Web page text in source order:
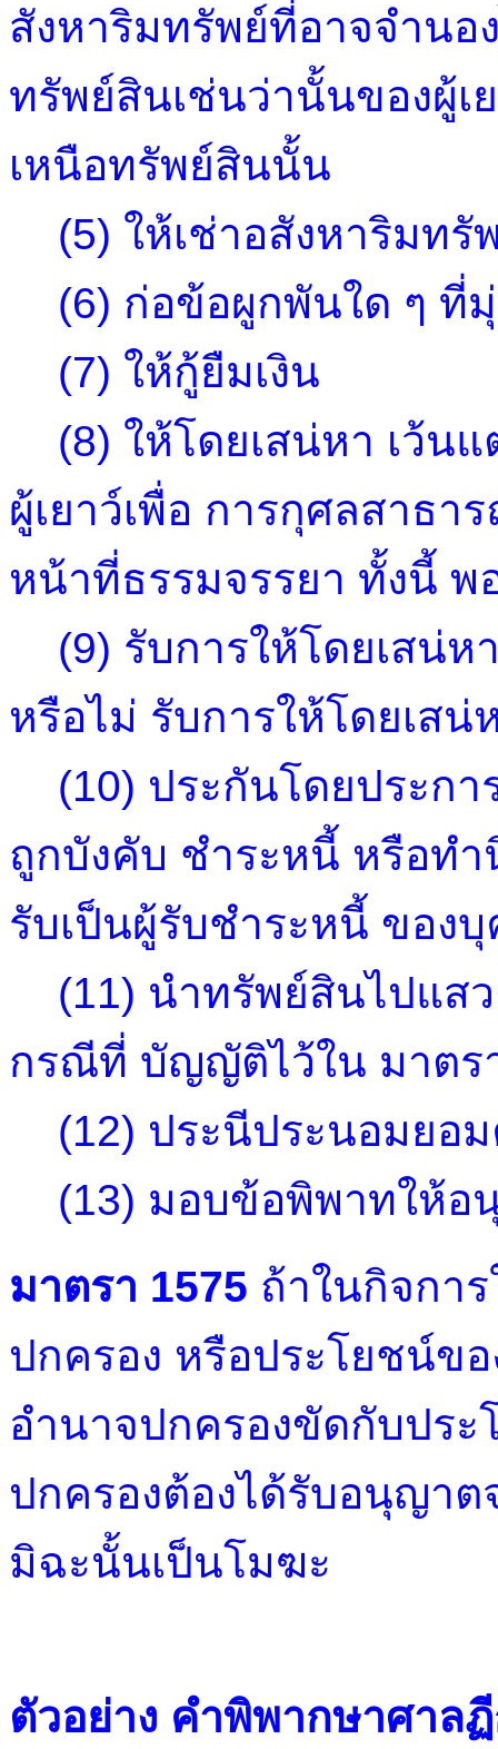
สังหาริมทรัพย์ที่อาจจำนอ
ทรัพย์สินเช่นว่านั้นของผู้
เหนือทรัพย์สินนั้น
(5) ให้เช่าอสังหาริมทรั
(6) ก่อข้อผูกพันใด ๆ ที่มุ่
(7) ให้กู้ยืมเงิน
(8) ให้โดยเสน่หา เว้นแ
ผู้เยาว์เพื่อ การกุศลสาธา
หน้าที่ธรรมจรรยา ทั้งนี้ พ
(9) รับการให้โดยเสน่ห
หรือไม่ รับการให้โดยเสน่
(10) ประกันโดยประกา
ถูกบังคับ ชำระหนี้ หรือทำ
รับเป็นผู้รับชำระหนี้ ขอ
(11) นำทรัพย์สินไปแส
กรณีที่ บัญญัติไว้ใน มาตร
(12) ประนีประนอมยอ
(13) มอบข้อพิพาทให้อ
มาตรา 1575 ถ้าในกิจกา
ปกครอง หรือประโยชน์ข
อำนาจปกครองขัดกับประ
ปกครองต้องได้รับอนุญา
มิฉะนั้นเป็นโมฆะ
ตัวอย่าง คำพิพากษาศาล